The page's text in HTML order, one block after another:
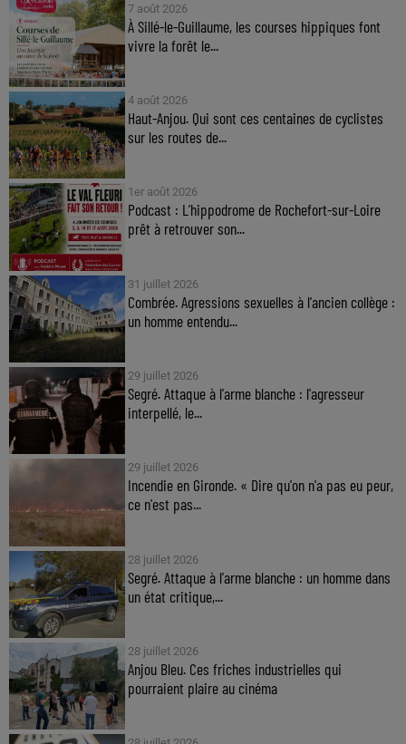
7 août 2026
À Sillé-le-Guillaume, les courses hippiques font
vivre la forêt le...
4 août 2026
Haut-Anjou. Qui sont ces centaines de cyclistes
sur les routes de...
1er août 2026
Podcast : L’hippodrome de Rochefort-sur-Loire
prêt à retrouver son...
31 juillet 2026
Combrée. Agressions sexuelles à l'ancien collège :
un homme entendu...
29 juillet 2026
Segré. Attaque à l'arme blanche : l'agresseur
interpellé, le...
29 juillet 2026
Incendie en Gironde. « Dire qu'on n'a pas eu peur,
ce n'est pas...
28 juillet 2026
Segré. Attaque à l'arme blanche : un homme dans
un état critique,...
28 juillet 2026
Anjou Bleu. Ces friches industrielles qui
pourraient plaire au cinéma